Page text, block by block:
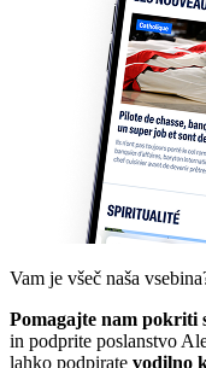
Vam je všeč naša
Pomagajte nam pokriti
in podprite poslanstvo
lahko podpirate vodilno